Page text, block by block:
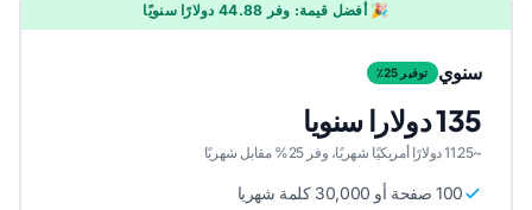
🎉 أفضل قيمة: وفر 44.88 دولارًا سنويًا
سنوي توفير 25٪
135 دولارا سنويا
~11.25 دولارًا أمريكيًا شهريًا، وفر 25% مقابل شهريًا
100 صفحة أو 30,000 كلمة شهريا